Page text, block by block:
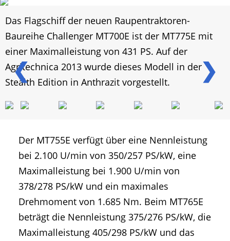
❮ ❯
Das Flagschiff der neuen Raupentraktoren-
Baureihe Challenger MT700E ist der MT775E mit
einer Maximalleistung von 431 PS. Auf der
Agritechnica 2013 wurde dieses Modell in der
Stealth Edition in Anthrazit vorgestellt.
Der MT755E verfügt über eine Nennleistung
bei 2.100 U/min von 350/257 PS/kW, eine
Maximalleistung bei 1.900 U/min von
378/278 PS/kW und ein maximales
Drehmoment von 1.685 Nm. Beim MT765E
beträgt die Nennleistung 375/276 PS/kW, die
Maximalleistung 405/298 PS/kW und das